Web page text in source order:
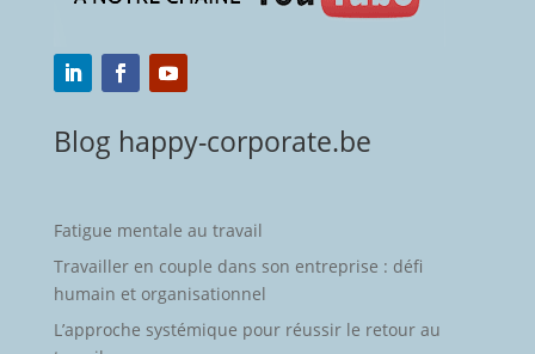
Blog happy-corporate.be
Fatigue mentale au travail
Travailler en couple dans son entreprise : défi
humain et organisationnel
L’approche systémique pour réussir le retour au